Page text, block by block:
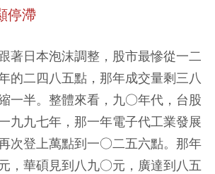
停滯
著日本泡沫調整，股市最慘從一二
的二四八五點，那年成交量剩三八
一半。整體來看，九○年代，台股
九九七年，那一年電子代工業發展
次登上萬點到一○二五六點。那年
，華碩見到八九○元，廣達到八五